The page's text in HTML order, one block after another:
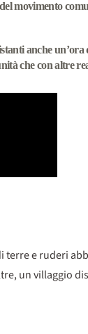
movimento
anche
che con altre
terre e ruderi
un villaggio